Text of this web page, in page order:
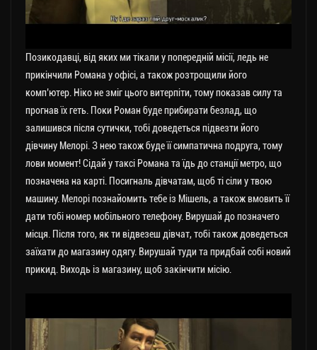
Позикодавці, від яких ми тікали у попередній місії, ледь не
прикінчили Романа у офісі, а також розтрощили його
комп’ютер. Ніко не зміг цього витерпіти, тому показав силу та
прогнав їх геть. Поки Роман буде прибирати безлад, що
залишився після сутички, тобі доведеться підвезти його
дівчину Мелорі. З нею також буде її симпатична подруга, тому
лови момент! Сідай у таксі Романа та їдь до станції метро, що
позначена на карті. Посигналь дівчатам, щоб ті сіли у твою
машину. Мелорі познайомить тебе із Мішель, а також вмовить її
дати тобі номер мобільного телефону. Вирушай до позначего
місця. Після того, як ти відвезеш дівчат, тобі також доведеться
заїхати до магазину одягу. Вирушай туди та придбай собі новий
прикид. Виходь із магазину, щоб закінчити місію.